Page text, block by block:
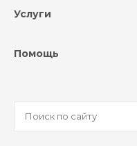
Услуги
Помощь